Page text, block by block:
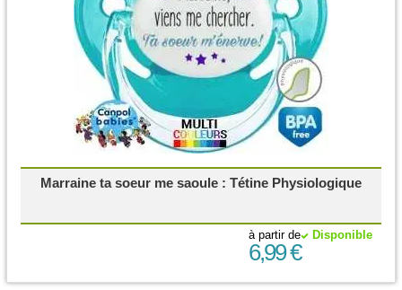
Marraine ta soeur me saoule : Tétine Physiologique
Disponible
à partir de
6,99 €